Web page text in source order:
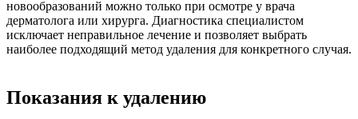
новообразований можно только при осмотре у врача
дерматолога или хирурга. Диагностика специалистом
исключает неправильное лечение и позволяет выбрать
наиболее подходящий метод удаления для конкретного случая.
Показания к удалению